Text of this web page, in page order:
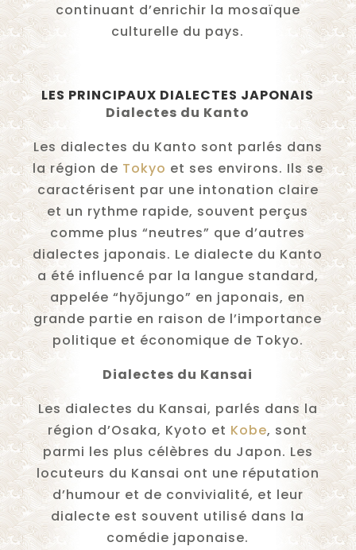
continuant d’enrichir la mosaïque
culturelle du pays.
LES PRINCIPAUX DIALECTES JAPONAIS
Dialectes du Kanto
Les dialectes du Kanto sont parlés dans
la région de Tokyo et ses environs. Ils se
caractérisent par une intonation claire
et un rythme rapide, souvent perçus
comme plus “neutres” que d’autres
dialectes japonais. Le dialecte du Kanto
a été influencé par la langue standard,
appelée “hyōjungo” en japonais, en
grande partie en raison de l’importance
politique et économique de Tokyo.
Dialectes du Kansai
Les dialectes du Kansai, parlés dans la
région d’Osaka, Kyoto et Kobe, sont
parmi les plus célèbres du Japon. Les
locuteurs du Kansai ont une réputation
d’humour et de convivialité, et leur
dialecte est souvent utilisé dans la
comédie japonaise.